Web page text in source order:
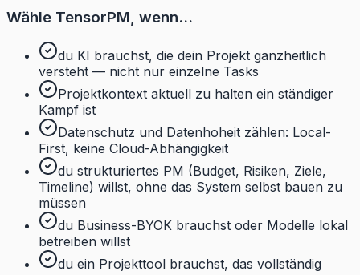
Wähle TensorPM, wenn...
du KI brauchst, die dein Projekt ganzheitlich
versteht — nicht nur einzelne Tasks
Projektkontext aktuell zu halten ein ständiger
Kampf ist
Datenschutz und Datenhoheit zählen: Local-
First, keine Cloud-Abhängigkeit
du strukturiertes PM (Budget, Risiken, Ziele,
Timeline) willst, ohne das System selbst bauen zu
müssen
du Business-BYOK brauchst oder Modelle lokal
betreiben willst
du ein Projekttool brauchst, das vollständig